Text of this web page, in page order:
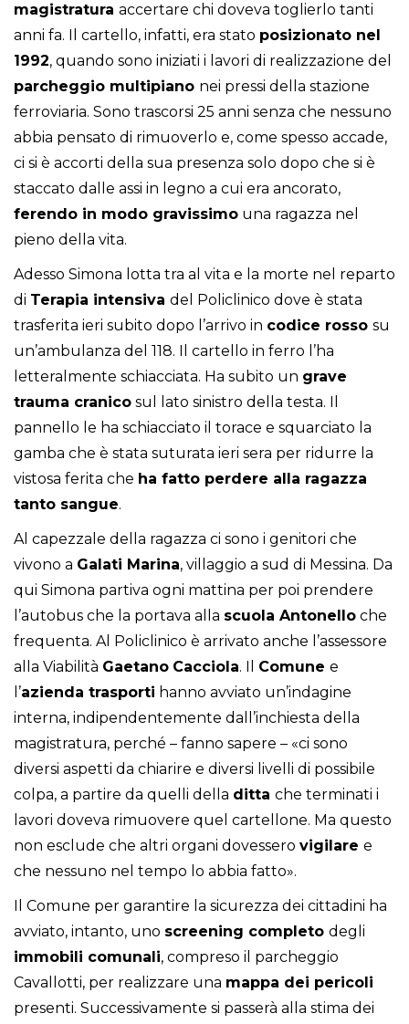
magistratura accertare chi doveva toglierlo tanti
anni fa. Il cartello, infatti, era stato posizionato nel
1992, quando sono iniziati i lavori di realizzazione del
parcheggio multipiano nei pressi della stazione
ferroviaria. Sono trascorsi 25 anni senza che nessuno
abbia pensato di rimuoverlo e, come spesso accade,
ci si è accorti della sua presenza solo dopo che si è
staccato dalle assi in legno a cui era ancorato,
ferendo in modo gravissimo una ragazza nel
pieno della vita.
Adesso Simona lotta tra al vita e la morte nel reparto
di Terapia intensiva del Policlinico dove è stata
trasferita ieri subito dopo l’arrivo in codice rosso su
un’ambulanza del 118. Il cartello in ferro l’ha
letteralmente schiacciata. Ha subito un grave
trauma cranico sul lato sinistro della testa. Il
pannello le ha schiacciato il torace e squarciato la
gamba che è stata suturata ieri sera per ridurre la
vistosa ferita che ha fatto perdere alla ragazza
tanto sangue.
Al capezzale della ragazza ci sono i genitori che
vivono a Galati Marina, villaggio a sud di Messina. Da
qui Simona partiva ogni mattina per poi prendere
l’autobus che la portava alla scuola Antonello che
frequenta. Al Policlinico è arrivato anche l’assessore
alla Viabilità Gaetano Cacciola. Il Comune e
l’azienda trasporti hanno avviato un’indagine
interna, indipendentemente dall’inchiesta della
magistratura, perché – fanno sapere – «ci sono
diversi aspetti da chiarire e diversi livelli di possibile
colpa, a partire da quelli della ditta che terminati i
lavori doveva rimuovere quel cartellone. Ma questo
non esclude che altri organi dovessero vigilare e
che nessuno nel tempo lo abbia fatto».
Il Comune per garantire la sicurezza dei cittadini ha
avviato, intanto, uno screening completo degli
immobili comunali, compreso il parcheggio
Cavallotti, per realizzare una mappa dei pericoli
presenti. Successivamente si passerà alla stima dei